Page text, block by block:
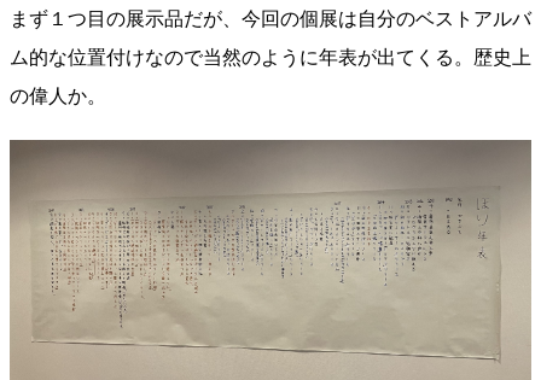
まず１つ目の展示品だが、今回の個展は自分のベストアルバ
ム的な位置付けなので当然のように年表が出てくる。歴史上
の偉人か。